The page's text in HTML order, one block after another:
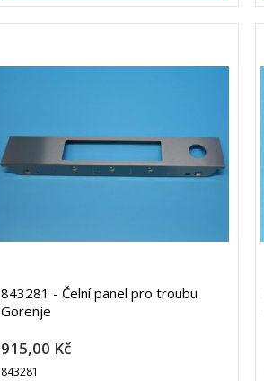
843281 - Čelní panel pro troubu
Gorenje
915,00 Kč
843281